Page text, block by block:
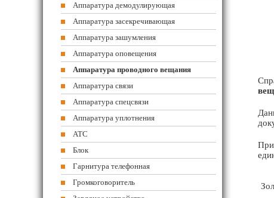
Аппаратура демодулирующая
Аппаратура засекречивающая
Аппаратура зашумления
Аппаратура оповещения
Аппаратура проводного вещания
Аппаратура связи
Аппаратура спецсвязи
Аппаратура уплотнения
АТС
Блок
Гарнитура телефонная
Громкоговоритель